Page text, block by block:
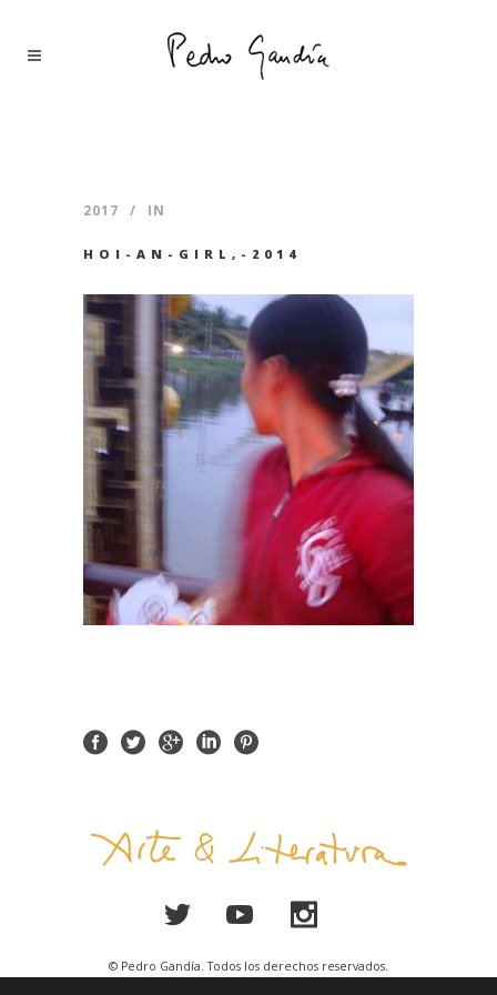
2017 IN
HOI-AN-GIRL,-2014
© Pedro Gandía. Todos los derechos reservados.